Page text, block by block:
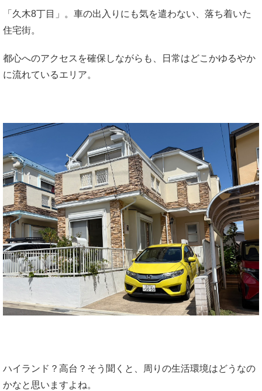
「久木8丁目」。車の出入りにも気を遣わない、落ち着いた
住宅街。
都心へのアクセスを確保しながらも、日常はどこかゆるやか
に流れているエリア。
ハイランド？高台？そう聞くと、周りの生活環境はどうなの
かなと思いますよね。